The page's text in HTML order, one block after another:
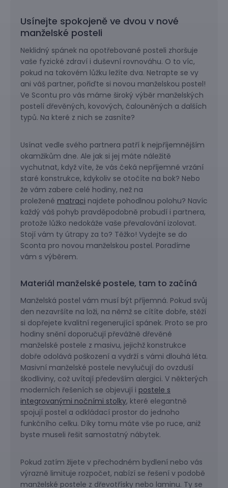
Usínejte spokojeně ve dvou v nové
manželské posteli
Neklidný spánek na opotřebované posteli zhoršuje
vaše fyzické zdraví i duševní rovnováhu. O to víc,
pokud na takovém lůžku ležíte dva. Netrapte se vy
ani váš partner, pořiďte si novou manželskou postel!
Ve Scontu pro vás máme široký výběr manželských
postelí dřevěných, kovových, čalouněných a dalších
typů. Na které z nich se zasníte?
Usínat vedle svého partnera patří k nejpříjemnějším
okamžikům dne. Ale jak si jej máte náležitě
vychutnat, když víte, že vás čeká nepříjemné vrzání
staré konstrukce, kdykoliv se otočíte na bok? Nebo
že vám zabere celé hodiny, než na
proležené matraci najdete pohodlnou polohu? Navíc
každý váš pohyb pravděpodobně probudí i partnera,
protože lůžko nedokáže vaše převalování izolovat.
Stojí vám ty útrapy za to? Těžko! Vydejte se do
Sconta pro novou manželskou postel. Poradíme
vám s výběrem.
Materiál manželské postele, tam to začíná
Manželská postel vám musí být příjemná. Pokud svůj
den nezavršíte na loži, na němž se cítíte dobře, stěží
si dopřejete kvalitní regenerující spánek. Proto se pro
hodiny snění doporučují převážně dřevěné
manželské postele z masivu, jejichž konstrukce
dobře odolává poškození a vydrží s vámi dlouhá léta.
Masivní manželské postele nevylučují do ovzduší
škodliviny, což uvítají především alergici. V některých
moderních řešeních se objevují i postele s
integrovanými nočními stolky, které elegantně
spojují postel a odkládací prostor do jednoho
funkčního celku. Díky tomu máte vše po ruce, aniž
byste museli řešit samostatný nábytek.
Pokud zatím žijete v přechodném bydlení nebo vás
výrazně limituje rozpočet, nabízí se řešení v podobě
manželské postele z dřevotřísky nebo laminu. Ty se